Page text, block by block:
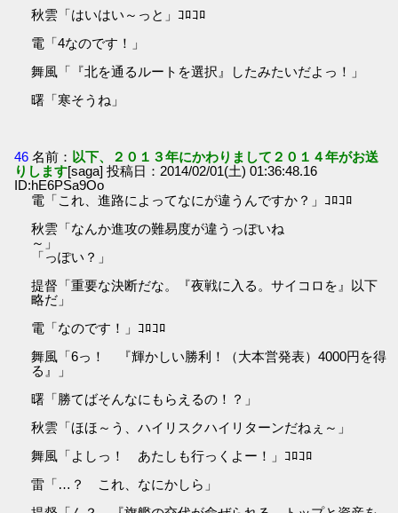
秋雲「はいはい～っと」ｺﾛｺﾛ
電「4なのです！」
舞風「『北を通るルートを選択』したみたいだよっ！」
曙「寒そうね」
46 名前： 以下、２０１３年にかわりまして２０１４年がお送
りします[saga] 投稿日：2014/02/01(土) 01:36:48.16
ID:hE6PSa9Oo
電「これ、進路によってなにが違うんですか？」ｺﾛｺﾛ
秋雲「なんか進攻の難易度が違うっぽいね
～」
「っぽい？」
提督「重要な決断だな。『夜戦に入る。サイコロを』以下
略だ」
電「なのです！」ｺﾛｺﾛ
舞風「6っ！ 『輝かしい勝利！（大本営発表）4000円を得
る』」
曙「勝てばそんなにもらえるの！？」
秋雲「ほほ～う、ハイリスクハイリターンだねぇ～」
舞風「よしっ！ あたしも行っくよー！」ｺﾛｺﾛ
雷「…？ これ、なにかしら」